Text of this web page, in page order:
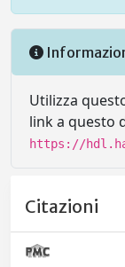
Utilizza
link a questo
https://
Citazioni